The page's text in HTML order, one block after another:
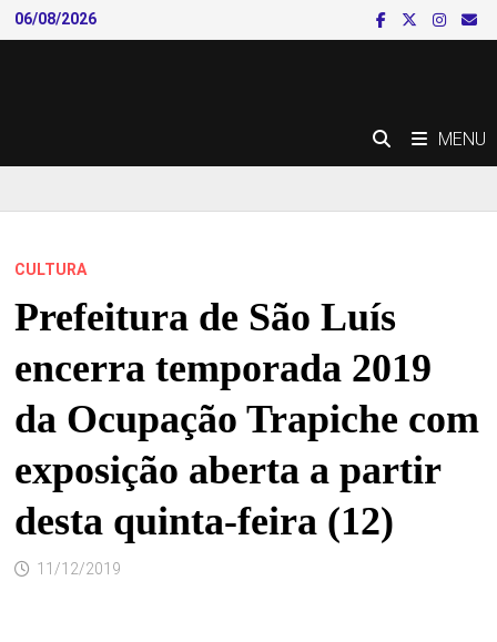
Skip
to
06/08/2026
MENU
CULTURA
Prefeitura de São Luís
encerra temporada 2019
da Ocupação Trapiche com
exposição aberta a partir
desta quinta-feira (12)
11/12/2019